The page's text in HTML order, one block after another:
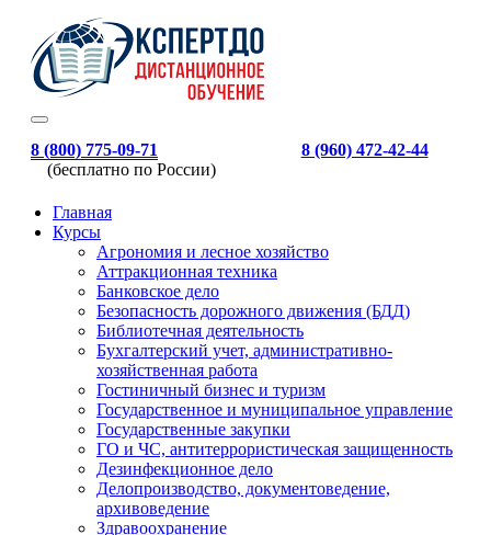
8 (800) 775-09-71
(бесплатно по России)
8 (960) 472-42-44
Главная
Курсы
Агрономия и лесное хозяйство
Аттракционная техника
Банковское дело
Безопасность дорожного движения (БДД)
Библиотечная деятельность
Бухгалтерский учет, административно-
хозяйственная работа
Гостиничный бизнес и туризм
Государственное и муниципальное управление
Государственные закупки
ГО и ЧС, антитеррористическая защищенность
Дезинфекционное дело
Делопроизводство, документоведение,
архивоведение
Здравоохранение